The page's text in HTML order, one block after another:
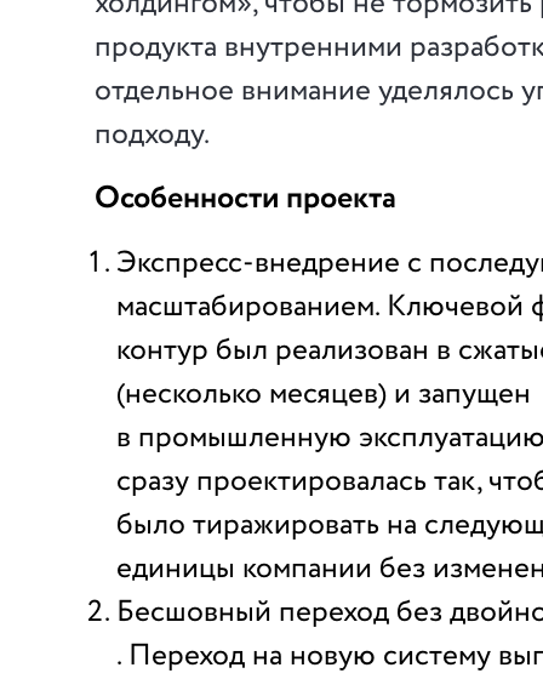
продукта внутренними
отдельное внимание уделялось
подходу.
Особенности проекта
Экспресс-внедрение с
масштабированием. Ключевой
контур был реализован в
(несколько месяцев) и запущен
в промышленную
сразу проектировалась так,
было тиражировать на
единицы компании без
Бесшовный переход без
. Переход на новую систему